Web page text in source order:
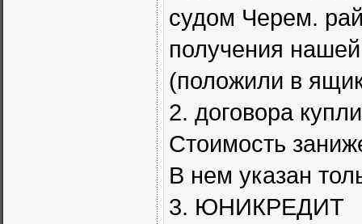
судом Черем.
получения
(положили в
2. договора
Стоимость
В нем указан
3. ЮНИКРЕДИТ